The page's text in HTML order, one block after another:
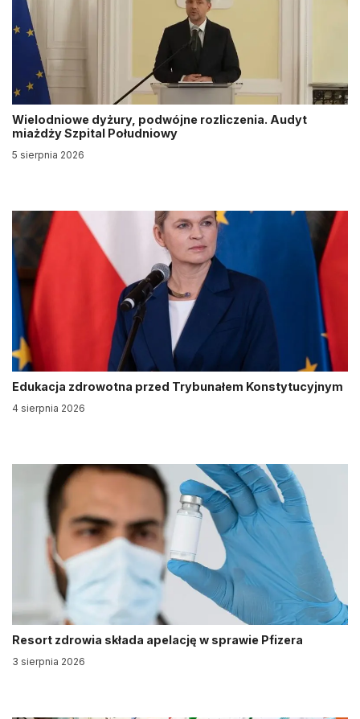
Wielodniowe dyżury, podwójne rozliczenia. Audyt
miażdży Szpital Południowy
5 sierpnia 2026
Edukacja zdrowotna przed Trybunałem Konstytucyjnym
4 sierpnia 2026
Resort zdrowia składa apelację w sprawie Pfizera
3 sierpnia 2026